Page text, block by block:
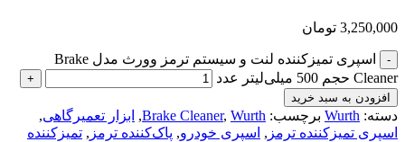
3,250,000 تومان
اسپری تمیزکننده لنت و سیستم ترمز وورث مدل Brake
Cleaner حجم 500 میلی‌لیتر عدد
افزودن به سبد خرید
دسته: Wurth برچسب: Brake Cleaner, Wurth
, ابزار تعمیرگاهی,
اسپری تمیزکننده ترمز , اسپری خودرو, پاک‌کننده ترمز , تمیزکننده